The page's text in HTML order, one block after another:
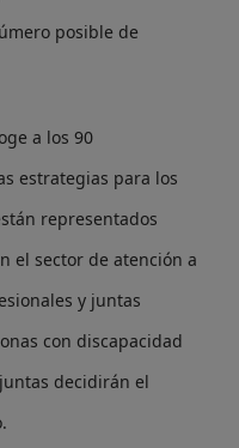
posible de
a los 90
estrategias para los
representados
el sector de atención a
y juntas
con discapacidad
decidirán el